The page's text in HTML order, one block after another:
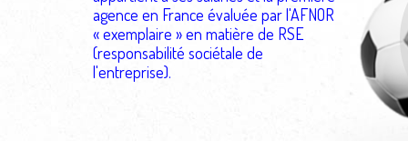
agence en France évaluée par l'AFNOR
« exemplaire » en matière de RSE
(responsabilité sociétale de
l'entreprise).